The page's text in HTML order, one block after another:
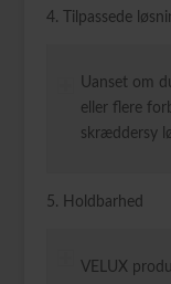
4. Tilpassede
Uanset om
eller flere
skræddersy
5. Holdbarhed
VELUX